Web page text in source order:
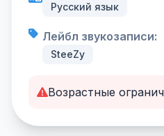
Русский язык
Лейбл звукозаписи:
SteeZy
Возрастные